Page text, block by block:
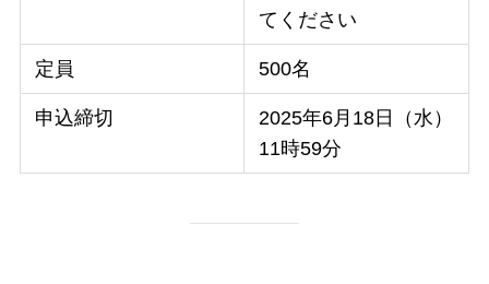
てください
定員 500名
申込締切
2025年6月18日（水）
11時59分